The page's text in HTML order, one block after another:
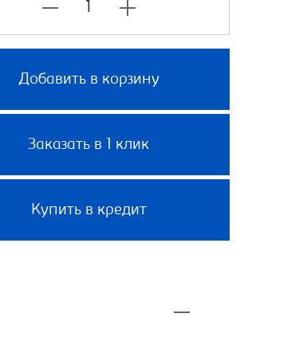
Добавить в корзину
Заказать в 1 клик
Купить в кредит